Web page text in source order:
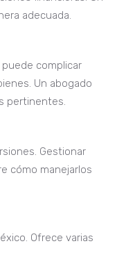
adecuada.
complicar
Un abogado
pertinentes.
Gestionar
cómo manejarlos
Ofrece varias